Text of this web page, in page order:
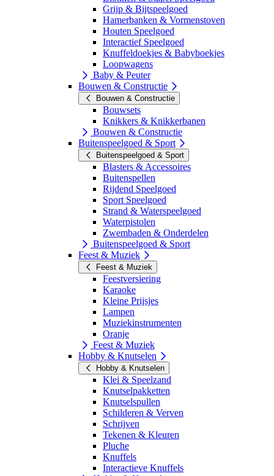
Grijp & Bijtspeelgoed
Hamerbanken & Vormenstoven
Houten Speelgoed
Interactief Speelgoed
Knuffeldoekjes & Babyboekjes
Loopwagens
Baby & Peuter
Bouwen & Constructie
Bouwen & Constructie
Bouwsets
Knikkers & Knikkerbanen
Bouwen & Constructie
Buitenspeelgoed & Sport
Buitenspeelgoed & Sport
Blasters & Accessoires
Buitenspellen
Rijdend Speelgoed
Sport Speelgoed
Strand & Waterspeelgoed
Waterpistolen
Zwembaden & Onderdelen
Buitenspeelgoed & Sport
Feest & Muziek
Feest & Muziek
Feestversiering
Karaoke
Kleine Prijsjes
Lampen
Muziekinstrumenten
Oranje
Feest & Muziek
Hobby & Knutselen
Hobby & Knutselen
Klei & Speelzand
Knutselpakketten
Knutselspullen
Schilderen & Verven
Schrijven
Tekenen & Kleuren
Pluche
Knuffels
Interactieve Knuffels